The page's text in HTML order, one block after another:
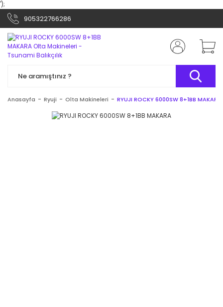
');
905322766286
Anasayfa Ryuji Olta Makineleri RYUJI ROCKY 6000SW 8+1BB MAKARA